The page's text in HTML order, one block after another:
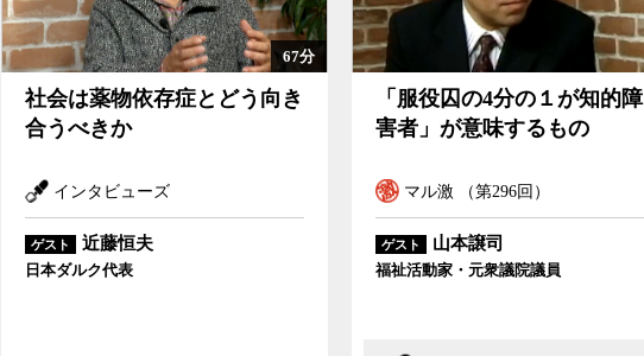
を効率的に管理するために、規律と秩序の維持が最優
ている。日本のともすれば非人道的な受刑者の処遇は
てきたが、国内では特に世論やメディアがそれを問題
これまで踏襲されてきた。
ようやく再考されるようになった。その過程で再犯率
者を厳しく処遇して、懲らしめの強制労働に就かせ
67分
社会は薬物依存症とどう向き
合うべきか
インタビューズ
ゲスト 近藤恒夫
日本ダルク代表
「服役囚の4分の１が知的障
害者」が意味するもの
マル激 （第296回）
ゲスト 山本譲司
福祉活動家・元衆議院議員